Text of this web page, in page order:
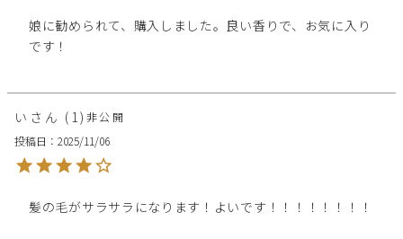
娘に勧められて、購入しました。良い香りで、お気に入り
です！
い 1
非公開
投稿日
2025/11/06
髪の毛がサラサラになります！よいです！！！！！！！！